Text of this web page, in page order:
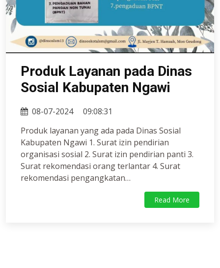
Produk Layanan pada Dinas
Sosial Kabupaten Ngawi
08-07-2024
09:08:31
Produk layanan yang ada pada Dinas Sosial
Kabupaten Ngawi 1. Surat izin pendirian
organisasi sosial 2. Surat izin pendirian panti 3.
Surat rekomendasi orang terlantar 4. Surat
rekomendasi pengangkatan…
Read More